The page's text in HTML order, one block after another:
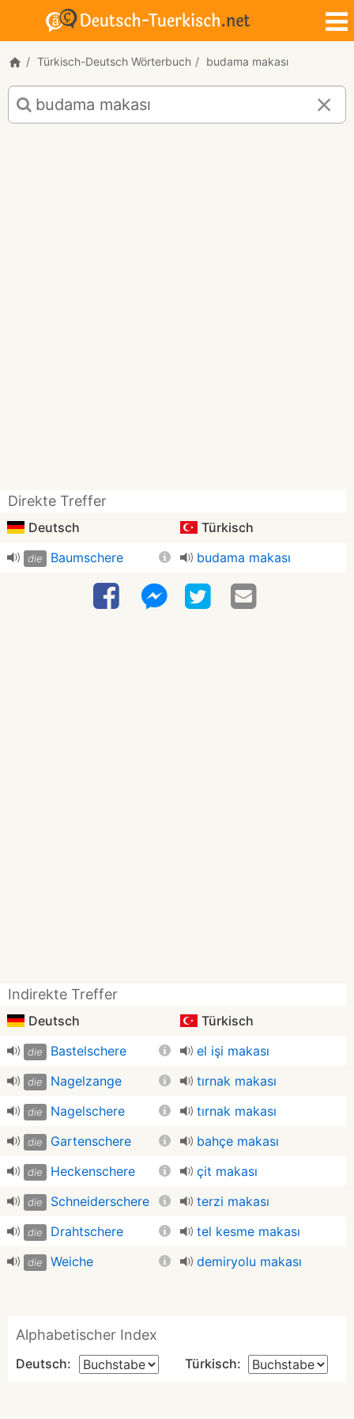
Türkisch-Deutsch Wörterbuch budama makası
Türkisch-
Deutsch
Übersetzung
Direkte Treffer
Deutsch Türkisch
die Baumschere budama makası
Indirekte Treffer
Deutsch Türkisch
die Bastelschere el işi makası
die Nagelzange tırnak makası
die Nagelschere tırnak makası
die Gartenschere bahçe makası
die Heckenschere çit makası
die Schneiderschere terzi makası
die Drahtschere tel kesme makası
die Weiche demiryolu makası
Alphabetischer Index
Deutsch: Türkisch: